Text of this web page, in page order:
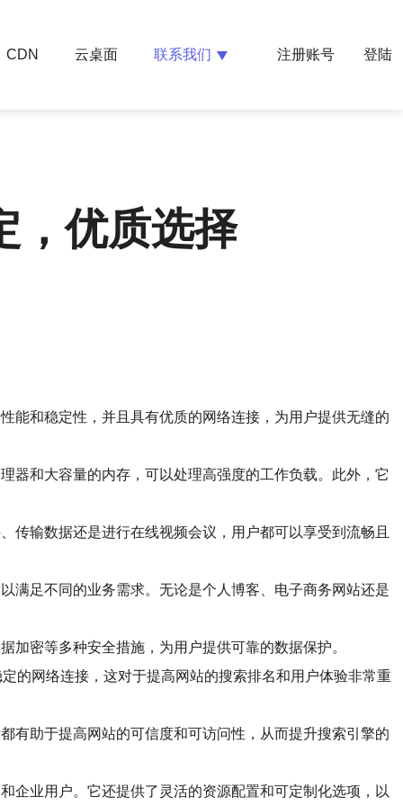
CDN 云桌面 联系我们 注册账号 登陆
，优质选择
能和稳定性，并且具有优质的网络连接，为用户提供无缝的
器和大容量的内存，可以处理高强度的工作负载。此外，它
传输数据还是进行在线视频会议，用户都可以享受到流畅且
满足不同的业务需求。无论是个人博客、电子商务网站还是
密等多种安全措施，为用户提供可靠的数据保护。
的网络连接，这对于提高网站的搜索排名和用户体验非常重
有助于提高网站的可信度和可访问性，从而提升搜索引擎的
企业用户。它还提供了灵活的资源配置和可定制化选项，以